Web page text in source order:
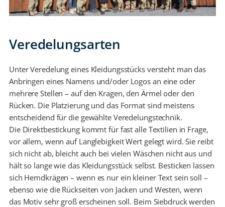
Veredelungsarten
Unter Veredelung eines Kleidungsstücks versteht man das
Anbringen eines Namens und/oder Logos an eine oder
mehrere Stellen – auf den Kragen, den Ärmel oder den
Rücken. Die Platzierung und das Format sind meistens
entscheidend für die gewählte Veredelungstechnik.
Die Direktbestickung kommt für fast alle Textilien in Frage,
vor allem, wenn auf Langlebigkeit Wert gelegt wird. Sie reibt
sich nicht ab, bleicht auch bei vielen Wäschen nicht aus und
hält so lange wie das Kleidungsstück selbst. Besticken lassen
sich Hemdkrägen – wenn es nur ein kleiner Text sein soll –
ebenso wie die Rückseiten von Jacken und Westen, wenn
das Motiv sehr groß erscheinen soll. Beim Siebdruck werden